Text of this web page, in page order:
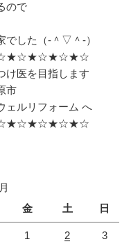
ので
した（‐＾▽＾‐）
け医を目指します
市
ーム へ
金 土 日
1 2 3